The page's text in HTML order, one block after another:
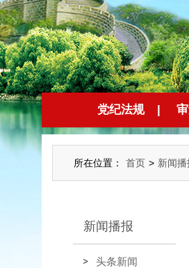
党纪法规 |
所在位置： 首页 > 新闻播
新闻播报
头条新闻